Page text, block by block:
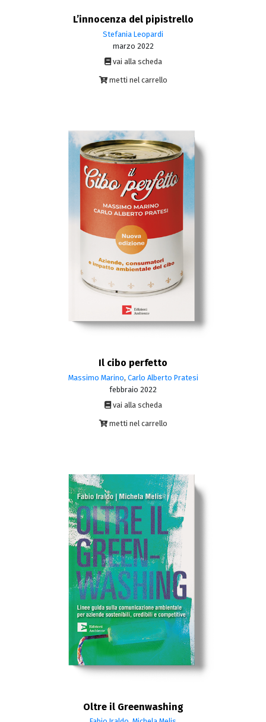
L’innocenza del pipistrello
Stefania Leopardi
marzo 2022
vai alla scheda
metti nel carrello
Il cibo perfetto
Massimo Marino, Carlo Alberto Pratesi
febbraio 2022
vai alla scheda
metti nel carrello
Oltre il Greenwashing